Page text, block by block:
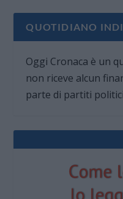
QUOTIDIANO
Oggi Cronaca è un
non riceve alcun
parte di partiti